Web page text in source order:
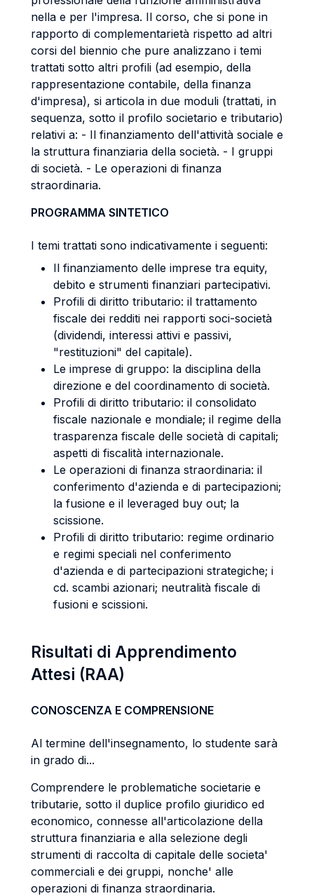
nella e per l'impresa. Il corso, che si pone in
rapporto di complementarietà rispetto ad altri
corsi del biennio che pure analizzano i temi
trattati sotto altri profili (ad esempio, della
rappresentazione contabile, della finanza
d'impresa), si articola in due moduli (trattati, in
sequenza, sotto il profilo societario e tributario)
relativi a: - Il finanziamento dell'attività sociale e
la struttura finanziaria della società. - I gruppi
di società. - Le operazioni di finanza
straordinaria.
PROGRAMMA SINTETICO
I temi trattati sono indicativamente i seguenti:
Il finanziamento delle imprese tra equity,
debito e strumenti finanziari partecipativi.
Profili di diritto tributario: il trattamento
fiscale dei redditi nei rapporti soci-società
(dividendi, interessi attivi e passivi,
"restituzioni" del capitale).
Le imprese di gruppo: la disciplina della
direzione e del coordinamento di società.
Profili di diritto tributario: il consolidato
fiscale nazionale e mondiale; il regime della
trasparenza fiscale delle società di capitali;
aspetti di fiscalità internazionale.
Le operazioni di finanza straordinaria: il
conferimento d'azienda e di partecipazioni;
la fusione e il leveraged buy out; la
scissione.
Profili di diritto tributario: regime ordinario
e regimi speciali nel conferimento
d'azienda e di partecipazioni strategiche; i
cd. scambi azionari; neutralità fiscale di
fusioni e scissioni.
Risultati di Apprendimento
Attesi (RAA)
CONOSCENZA E COMPRENSIONE
Al termine dell'insegnamento, lo studente sarà
in grado di...
Comprendere le problematiche societarie e
tributarie, sotto il duplice profilo giuridico ed
economico, connesse all'articolazione della
struttura finanziaria e alla selezione degli
strumenti di raccolta di capitale delle societa'
commerciali e dei gruppi, nonche' alle
operazioni di finanza straordinaria.